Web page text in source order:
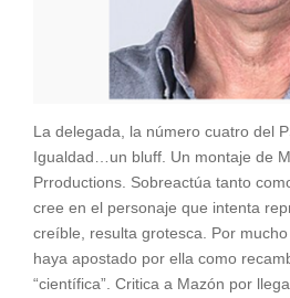
La delegada, la número cuatro del
Igualdad…un bluff. Un montaje de
Prroductions. Sobreactúa tanto
cree en el personaje que intenta
creíble, resulta grotesca. Por
haya apostado por ella como
“científica”. Critica a Mazón por